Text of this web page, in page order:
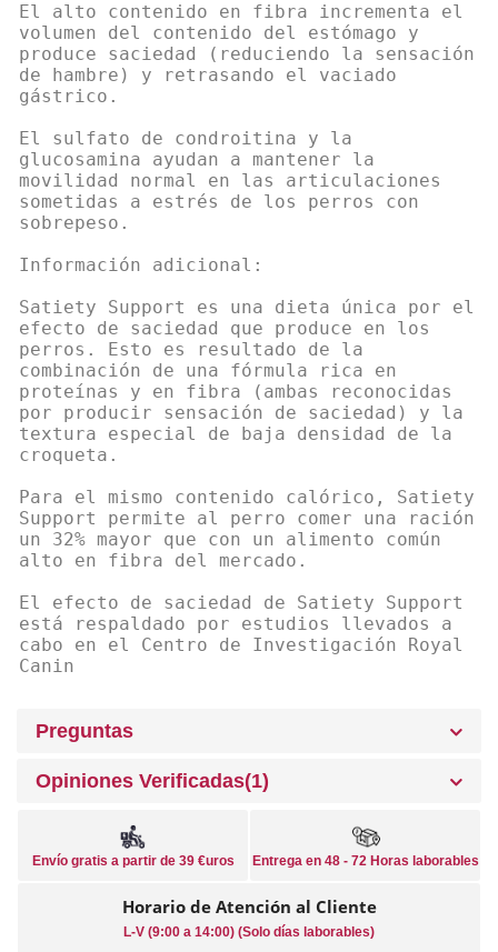
El alto contenido en fibra incrementa el
volumen del contenido del estómago y
produce saciedad (reduciendo la sensación
de hambre) y retrasando el vaciado
gástrico.
El sulfato de condroitina y la
glucosamina ayudan a mantener la
movilidad normal en las articulaciones
sometidas a estrés de los perros con
sobrepeso.
Información adicional:
Satiety Support es una dieta única por el
efecto de saciedad que produce en los
perros. Esto es resultado de la
combinación de una fórmula rica en
proteínas y en fibra (ambas reconocidas
por producir sensación de saciedad) y la
textura especial de baja densidad de la
croqueta.
Para el mismo contenido calórico, Satiety
Support permite al perro comer una ración
un 32% mayor que con un alimento común
alto en fibra del mercado.
El efecto de saciedad de Satiety Support
está respaldado por estudios llevados a
cabo en el Centro de Investigación Royal
Canin
Preguntas
Opiniones Verificadas(1)
Envío gratis a partir de 39 €uros Entrega en 48 - 72 Horas laborables
Horario de Atención al Cliente
L-V (9:00 a 14:00) (Solo días laborables)